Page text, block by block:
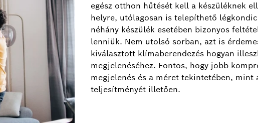
egész otthon hűtését kell a készüléknek
helyre, utólagosan is telepíthető
néhány készülék esetében bizonyos
lenniük. Nem utolsó sorban, azt is
kiválasztott klímaberendezés hogyan
megjelenéséhez. Fontos, hogy jobb
megjelenés és a méret tekintetében, mint
teljesítményét illetően.